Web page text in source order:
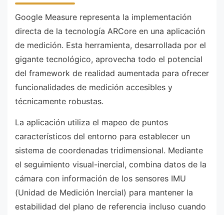
Google Measure representa la implementación
directa de la tecnología ARCore en una aplicación
de medición. Esta herramienta, desarrollada por el
gigante tecnológico, aprovecha todo el potencial
del framework de realidad aumentada para ofrecer
funcionalidades de medición accesibles y
técnicamente robustas.
La aplicación utiliza el mapeo de puntos
característicos del entorno para establecer un
sistema de coordenadas tridimensional. Mediante
el seguimiento visual-inercial, combina datos de la
cámara con información de los sensores IMU
(Unidad de Medición Inercial) para mantener la
estabilidad del plano de referencia incluso cuando